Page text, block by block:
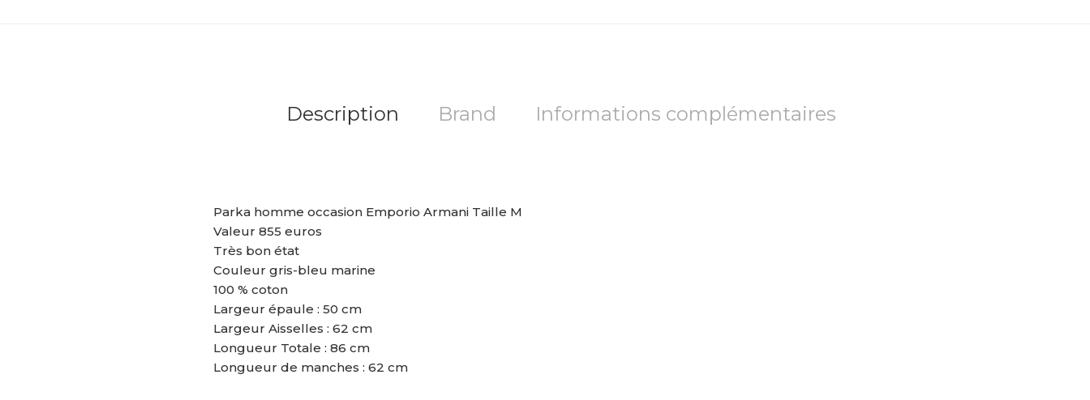
Description Brand Informations complémentaires
Parka homme occasion Emporio Armani Taille M
Valeur 855 euros
Très bon état
Couleur gris-bleu marine
100 % coton
Largeur épaule : 50 cm
Largeur Aisselles : 62 cm
Longueur Totale : 86 cm
Longueur de manches : 62 cm